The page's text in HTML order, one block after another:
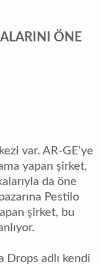
ÖNE
var. AR-GE'ye
yapan şirket,
da öne
Pestilo
şirket, bu
Drops adlı kendi